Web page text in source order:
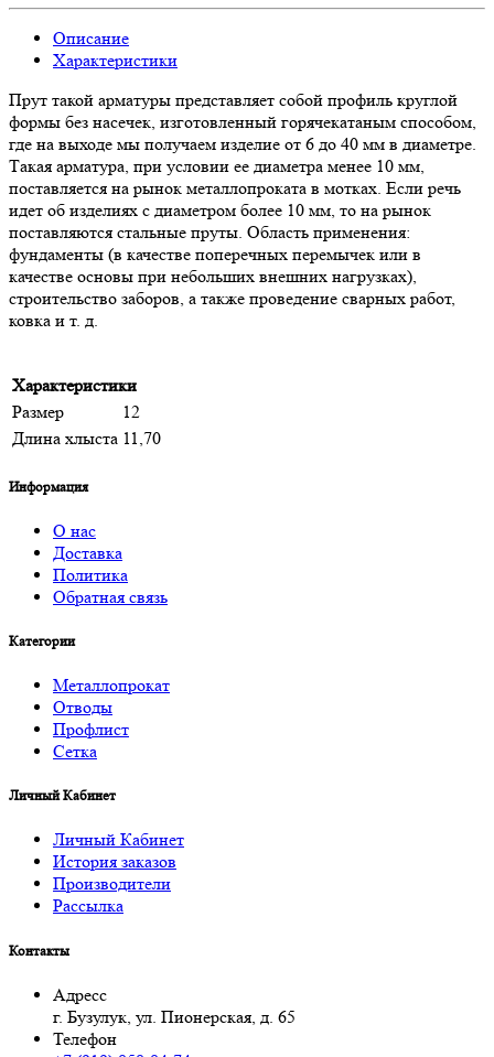
Описание
Характеристики
Прут такой арматуры представляет собой профиль круглой
формы без насечек, изготовленный горячекатаным способом,
где на выходе мы получаем изделие от 6 до 40 мм в диаметре.
Такая арматура, при условии ее диаметра менее 10 мм,
поставляется на рынок металлопроката в мотках. Если речь
идет об изделиях с диаметром более 10 мм, то на рынок
поставляются стальные пруты. Область применения:
фундаменты (в качестве поперечных перемычек или в
качестве основы при небольших внешних нагрузках),
строительство заборов, а также проведение сварных работ,
ковка и т. д.
Характеристики
Размер
12
Длина хлыста 11,70
Информация
О нас
Доставка
Политика
Обратная связь
Категории
Металлопрокат
Отводы
Профлист
Сетка
Личный Кабинет
Личный Кабинет
История заказов
Производители
Рассылка
Контакты
Адресс
г. Бузулук, ул. Пионерская, д. 65
Телефон